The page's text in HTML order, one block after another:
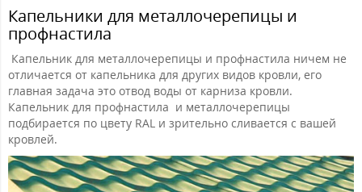
Капельники для металлочерепицы и
профнастила
Капельник для металлочерепицы и профнастила ничем не
отличается от капельника для других видов кровли, его
главная задача это отвод воды от карниза кровли.
Капельник для профнастила и металлочерепицы
подбирается по цвету RAL и зрительно сливается с вашей
кровлей.